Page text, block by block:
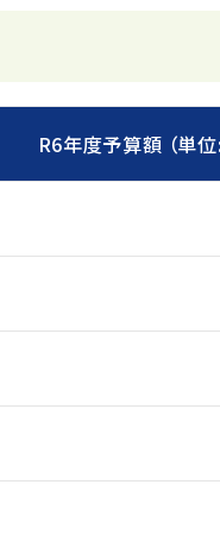
R6年度予算額 （単位